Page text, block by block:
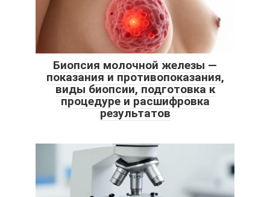
Биопсия молочной железы —
показания и противопоказания,
виды биопсии, подготовка к
процедуре и расшифровка
результатов